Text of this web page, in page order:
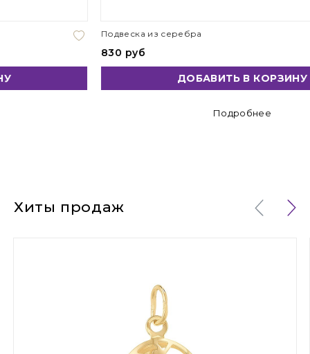
Подвеска из серебра
ДОБАВИТЬ В КОРЗИНУ
Хиты продаж